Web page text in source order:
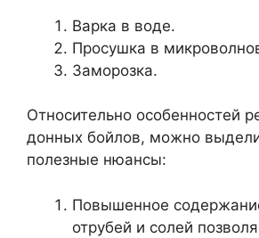
Варка в воде.
Просушка в
Заморозка.
Относительно особенностей
донных бойлов, можно
полезные нюансы:
Повышенное
отрубей и солей